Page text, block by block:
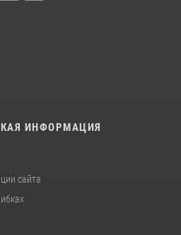
ИНФОРМАЦИЯ
сайта